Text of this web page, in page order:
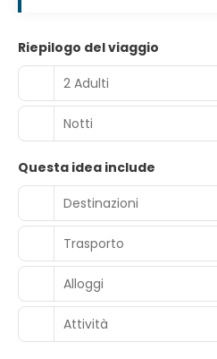
Riepilogo del viaggio
2 Adulti
Notti
Questa idea include
Destinazioni
Trasporto
Alloggi
Attività